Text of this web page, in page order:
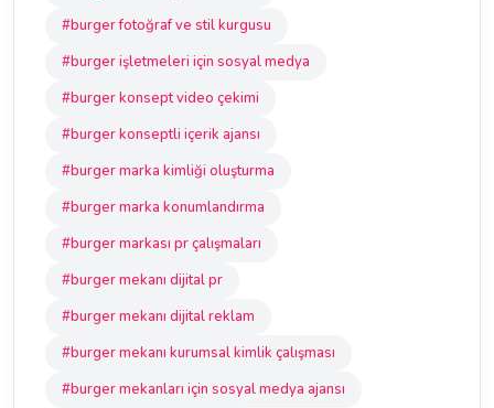
#burger fotoğraf ve stil kurgusu
#burger işletmeleri için sosyal medya
#burger konsept video çekimi
#burger konseptli içerik ajansı
#burger marka kimliği oluşturma
#burger marka konumlandırma
#burger markası pr çalışmaları
#burger mekanı dijital pr
#burger mekanı dijital reklam
#burger mekanı kurumsal kimlik çalışması
#burger mekanları için sosyal medya ajansı